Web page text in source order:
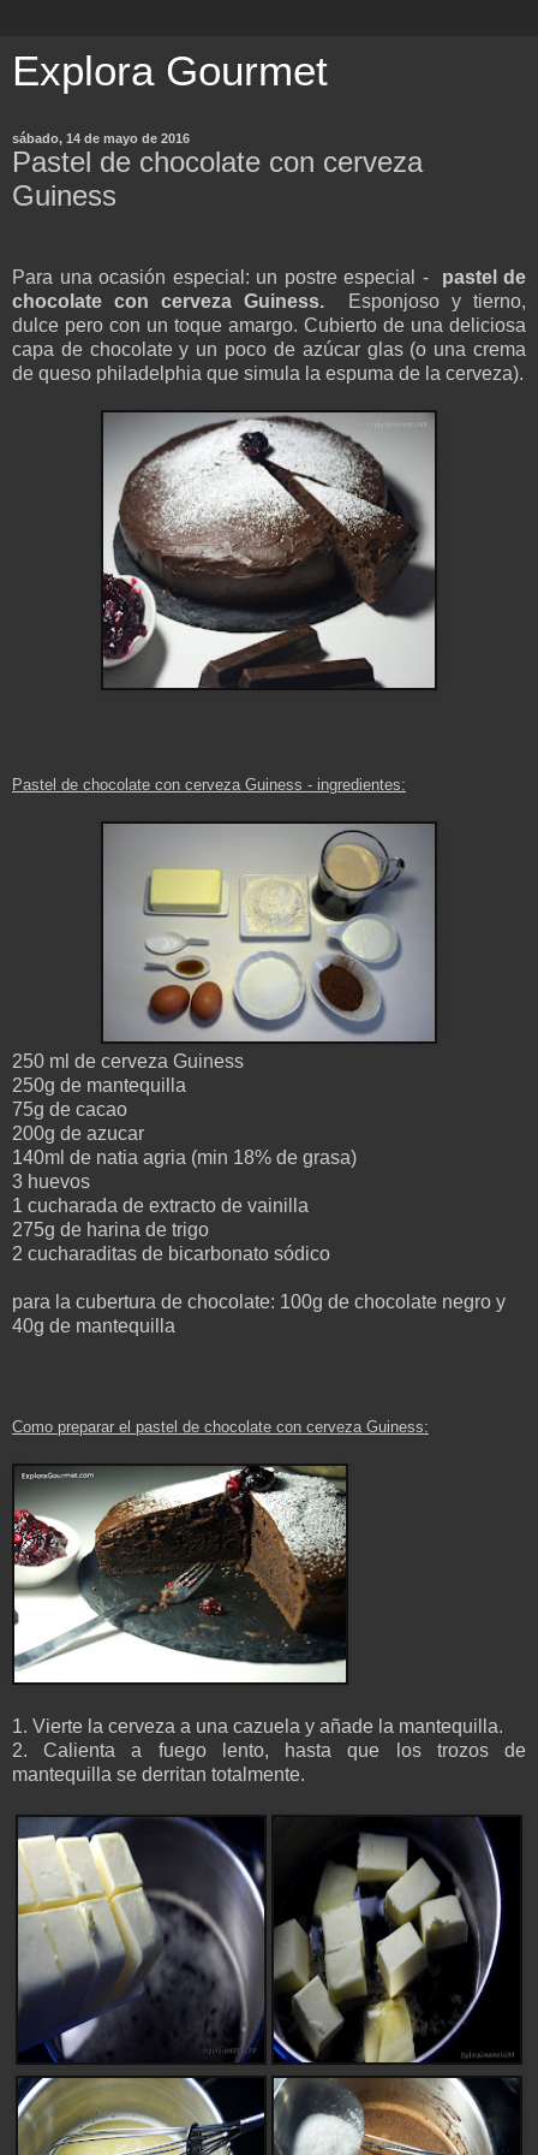
Explora Gourmet
sábado, 14 de mayo de 2016
Pastel de chocolate con cerveza
Guiness
Para una ocasión especial: un postre especial - pastel de
chocolate con cerveza Guiness.
Esponjoso y tierno,
dulce pero con un toque amargo. Cubierto de una deliciosa
capa de chocolate y un poco de azúcar glas (o una crema
de queso philadelphia que simula la espuma de la cerveza).
Pastel de chocolate con cerveza Guiness - ingredientes:
250 ml de cerveza Guiness
250g de mantequilla
75g de cacao
200g de azucar
140ml de natia agria (min 18% de grasa)
3 huevos
1 cucharada de extracto de vainilla
275g de harina de trigo
2 cucharaditas de bicarbonato sódico
para la cubertura de chocolate: 100g de chocolate negro y
40g de mantequilla
Como preparar el pastel de chocolate con cerveza Guiness:
1. Vierte la cerveza a una cazuela y añade la mantequilla.
2. Calienta a fuego lento, hasta que los trozos de
mantequilla se derritan totalmente.